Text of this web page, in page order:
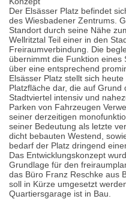
Der Elsässer Platz befindet
des Wiesbadener Zentrums.
Standort durch seine Nähe
Wellritztal Teil einer in den
Freiraumverbindung. Die
übernimmt die Funktion
über eine entsprechend
Elsässer Platz stellt sich
Platzfläche dar, die auf
Stadtviertel intensiv und
Parken von Fahrzeugen
seiner derzeitigen
seiner Bedeutung als letzte
dicht bebauten Westend,
bedarf der Platz dringend
Das Entwicklungskonzept
Grundlage für den
das Büro Franz Reschke aus
soll in Kürze umgesetzt
Quartiersgarage ist in Bau.